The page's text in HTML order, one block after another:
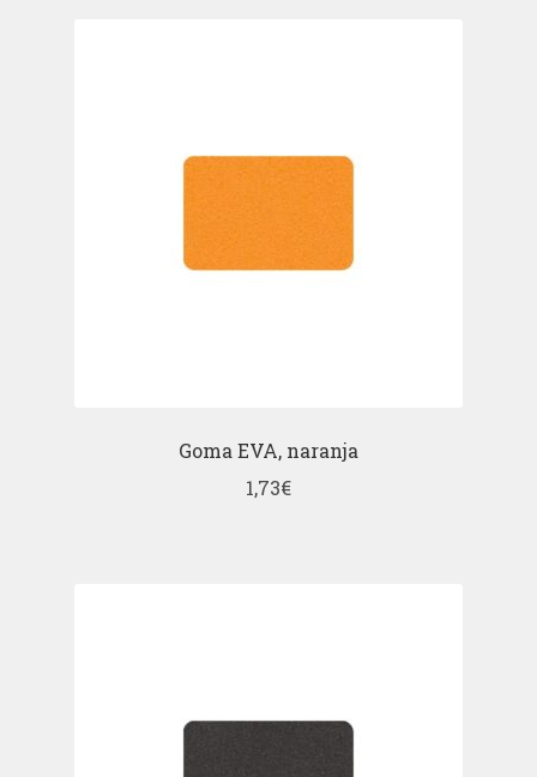
Goma EVA, naranja
1,73€